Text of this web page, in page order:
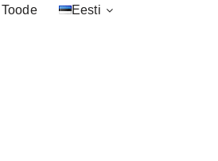
Toode Eesti